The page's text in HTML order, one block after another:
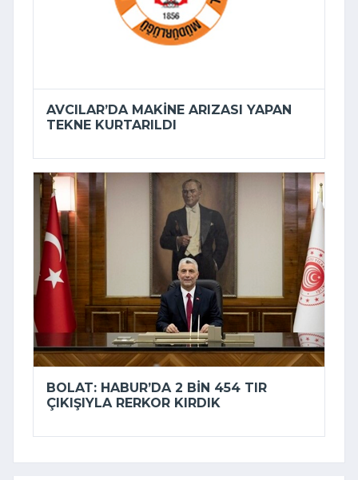
AVCILAR’DA MAKINE ARIZASI YAPAN
TEKNE KURTARILDI
BOLAT: HABUR’DA 2 BIN 454 TIR
ÇIKIŞIYLA RERKOR KIRDIK